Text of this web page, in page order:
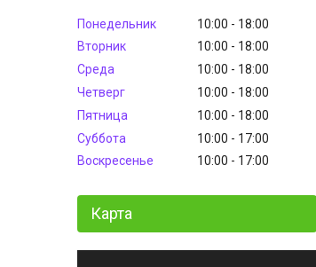
Понедельник 10:00
18:00
Вторник
10:00
18:00
Среда
10:00
18:00
Четверг
10:00
18:00
Пятница
10:00
18:00
Суббота
10:00
17:00
Воскресенье
10:00 17:00
Карта